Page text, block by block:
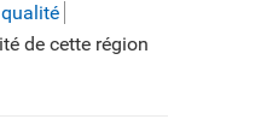
qualité
de cette région